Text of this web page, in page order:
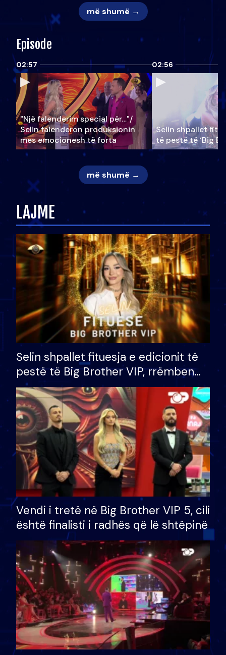
më shumë →
Episode
02:57
"Një falenderim special për…"/
Selin falënderon produksionin
mes emocionesh të forta
02:56
Selin shpallet
të pestë të ‘Big
më shumë →
LAJME
Selin shpallet fituesja e edicionit të
pestë të Big Brother VIP, rrëmben
çmimin e madh prej 100 mijë eurosh
Vendi i tretë në Big Brother VIP 5, cili
është finalisti i radhës që lë shtëpinë